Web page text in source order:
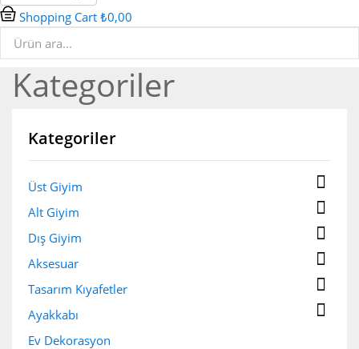
Shopping Cart ₺0,00
Kategoriler
Kategoriler
Üst Giyim 
Alt Giyim 
Dış Giyim 
Aksesuar 
Tasarım Kıyafetler 
Ayakkabı 
Ev Dekorasyon